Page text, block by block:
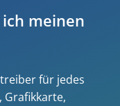
meinen
für jedes
Grafikkarte,